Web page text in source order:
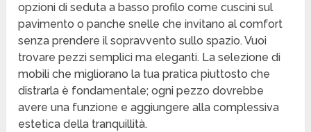
opzioni di seduta a basso profilo come cuscini sul
pavimento o panche snelle che invitano al comfort
senza prendere il sopravvento sullo spazio. Vuoi
trovare pezzi semplici ma eleganti. La selezione di
mobili che migliorano la tua pratica piuttosto che
distrarla è fondamentale; ogni pezzo dovrebbe
avere una funzione e aggiungere alla complessiva
estetica della tranquillità.